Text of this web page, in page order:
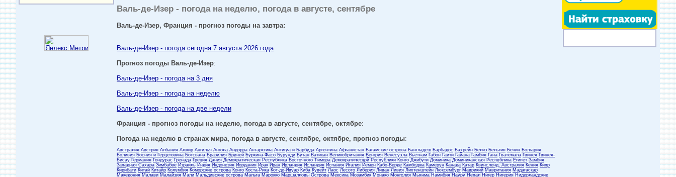
Валь-де-Изер - погода на неделю, погода в августе, сентябре
Валь-де-Изер, Франция - прогноз погоды на завтра:
Валь-де-Изер - погода сегодня 7 августа 2026 года
Прогноз погоды Валь-де-Изер:
Валь-де-Изер - погода на 3 дня
Валь-де-Изер - погода на неделю
Валь-де-Изер - погода на две недели
Франция - прогноз погоды на неделю, погода в августе, сентябре, октябре:
Погода на неделю в странах мира, погода в августе, сентябре, октябре, прогноз погоды:
Австралия Австрия Албания Алжир Ангилья Ангола Андорра Антарктика Антигуа и Барбуда Аргентина Афганистан Багамские острова Бангладеш Барбадос Бахрейн Белиз Бельгия Бенин Болгария
Боливия Босния и Герцеговина Ботсвана Бразилия Бруней Буркина-Фасо Бурунди Бутан Ватикан Великобритания Венгрия Венесуэла Вьетнам Габон Гаити Гайана Гамбия Гана Гватемала Гвинея Гвинея-
Бисау Германия Гондурас Гренада Греция Дания Демократическая Республика Восточного Тимора Демократической Республики Конго Джибути Доминика Доминиканская Республика Египет Замбия
Западная Сахара Зимбабве Израиль Индия Индонезия Иордания Ирак Иран Ирландия Исландия Испания Италия Йемен Кабо-Верде Камбоджа Камерун Канада Катар Квинсленд, Австралия Кения Кипр
Кирибати Китай Китайр Колумбия Коморские острова Конго Коста-Рика Кот-де-Ивуар Куба Кувейт Лаос Лесото Либерия Ливан Ливия Лихтенштейн Люксембург Маврикий Мавритания Мадагаскар
Македония Малави Малайзия Мали Мальдивские острова Мальта Марокко Маршалловы Острова Мексика Мозамбик Монако Монголия Мьянма Намибия Науру Непал Нигер Нигерия Нидерландские